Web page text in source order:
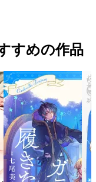
すめの作品